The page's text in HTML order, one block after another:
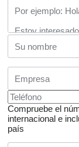
Compruebe el
internacional e
país